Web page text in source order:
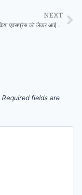
NEXT
बाड़मेर-ऋषिकेश एक्सप्रेस को लेकर आई बड़ी खबर
Required fields are